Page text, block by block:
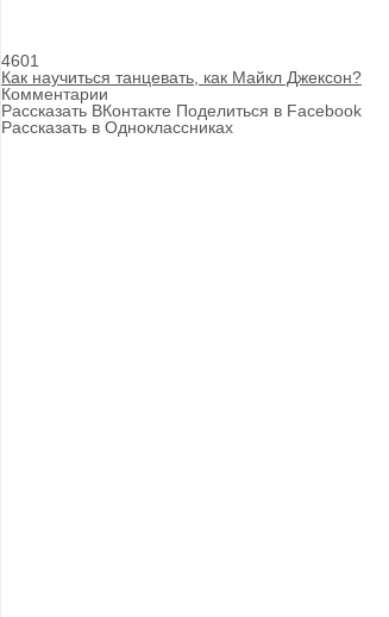
4601
Как научиться танцевать, как Майкл Джексон?
Комментарии
Рассказать ВКонтакте Поделиться в Facebook
Рассказать в Одноклассниках